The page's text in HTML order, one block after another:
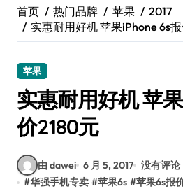
首页 热门品牌 苹果
2017
实惠耐用好机 苹果iPhone 6s
苹果
实惠耐用好机 苹
价2180元
由 dawei 6 月 5, 2017 没有评论
#华强手机专卖 #苹果6s #苹果6s报